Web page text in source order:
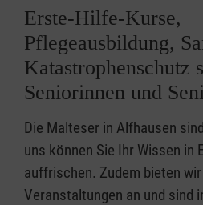
Erste-Hilfe-Kurse,
Pflegeausbildung,
Seniorinnen und
Die Malteser in Alfhausen
uns können Sie Ihr Wissen in
auffrischen. Zudem bieten
Veranstaltungen an und sind